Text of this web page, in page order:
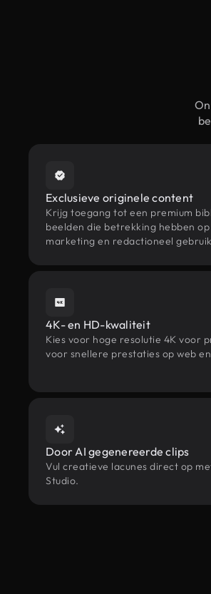
Exclusieve originele content
Krijg toegang tot een premium
beelden die betrekking hebben
marketing en redactioneel
4K- en HD-kwaliteit
Kies voor hoge resolutie 4K voor
voor snellere prestaties op web
Door AI gegenereerde clips
Vul creatieve lacunes direct op
Studio.